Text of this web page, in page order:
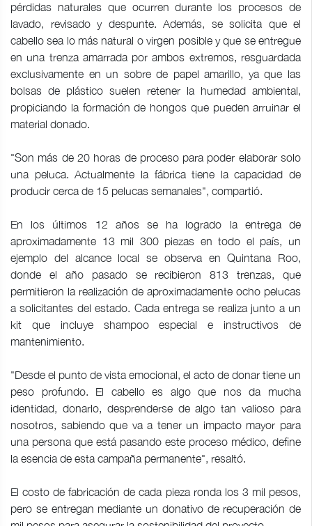
pérdidas naturales que ocurren durante los procesos de
lavado, revisado y despunte. Además, se solicita que el
cabello sea lo más natural o virgen posible y que se entregue
en una trenza amarrada por ambos extremos, resguardada
exclusivamente en un sobre de papel amarillo, ya que las
bolsas de plástico suelen retener la humedad ambiental,
propiciando la formación de hongos que pueden arruinar el
material donado.
"Son más de 20 horas de proceso para poder elaborar solo
una peluca. Actualmente la fábrica tiene la capacidad de
producir cerca de 15 pelucas semanales", compartió.
En los últimos 12 años se ha logrado la entrega de
aproximadamente 13 mil 300 piezas en todo el país, un
ejemplo del alcance local se observa en Quintana Roo,
donde el año pasado se recibieron 813 trenzas, que
permitieron la realización de aproximadamente ocho pelucas
a solicitantes del estado. Cada entrega se realiza junto a un
kit que incluye shampoo especial e instructivos de
mantenimiento.
"Desde el punto de vista emocional, el acto de donar tiene un
peso profundo. El cabello es algo que nos da mucha
identidad, donarlo, desprenderse de algo tan valioso para
nosotros, sabiendo que va a tener un impacto mayor para
una persona que está pasando este proceso médico, define
la esencia de esta campaña permanente", resaltó.
El costo de fabricación de cada pieza ronda los 3 mil pesos,
pero se entregan mediante un donativo de recuperación de